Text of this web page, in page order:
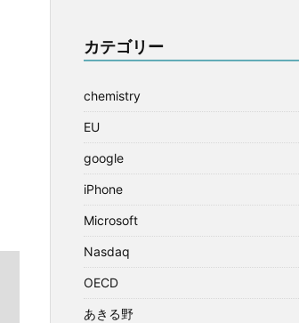
カテゴリー
chemistry
EU
google
iPhone
Microsoft
Nasdaq
OECD
あきる野